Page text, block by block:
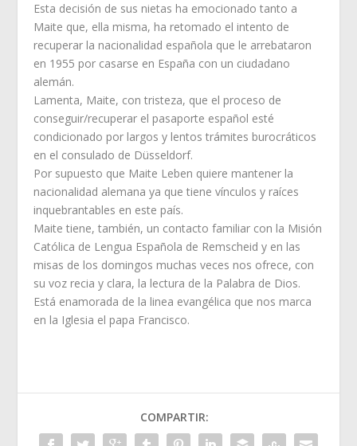
Esta decisión de sus nietas ha emocionado tanto a
Maite que, ella misma, ha retomado el intento de
recuperar la nacionalidad española que le arrebataron
en 1955 por casarse en España con un ciudadano
alemán.
Lamenta, Maite, con tristeza, que el proceso de
conseguir/recuperar el pasaporte español esté
condicionado por largos y lentos trámites burocráticos
en el consulado de Düsseldorf.
Por supuesto que Maite Leben quiere mantener la
nacionalidad alemana ya que tiene vínculos y raíces
inquebrantables en este país.
Maite tiene, también, un contacto familiar con la Misión
Católica de Lengua Española de Remscheid y en las
misas de los domingos muchas veces nos ofrece, con
su voz recia y clara, la lectura de la Palabra de Dios.
Está enamorada de la linea evangélica que nos marca
en la Iglesia el papa Francisco.
COMPARTIR: